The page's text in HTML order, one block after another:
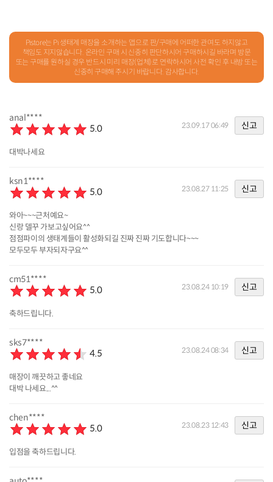
Pistore는 Pi 생태계 매장을 소개하는 앱으로 판/구매에 어떠한 관여도 하지않고
책임도 지지않습니다. 온라인 구매 시 신중히 판단하시어 구매하시길 바라며 방문
또는 구매를 원하실 경우 반드시 미리 매장(업체)로 연락하시어 사전 확인 후 내방 또는
신중히 구매해 주시기 바랍니다. 감사합니다.
anal****
5.0
23.09.17 06:49 신고
대박나세요
ksn1****
5.0
23.08.27 11:25 신고
와아~~~근처예요~
신랑 델꾸 가보고싶어요^^
점점파이의 생태계들이 활성화되길 진짜 진짜 기도합니다~~~
모두모두 부자되자구요^^
cm51****
5.0
23.08.24 10:19 신고
축하드립니다.
sks7****
4.5
23.08.24 08:34 신고
매장이 깨끗하고 좋네요
대박 나세요...^^
chen****
5.0
23.08.23 12:43 신고
입점을 축하드립니다.